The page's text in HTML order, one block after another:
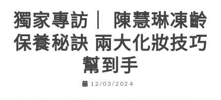
獨家專訪｜ 陳慧琳凍齡
保養秘訣 兩大化妝技巧
幫到手
12/03/2024